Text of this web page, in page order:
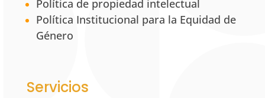
Política de propiedad intelectual
Política Institucional para la Equidad de
Género
Servicios